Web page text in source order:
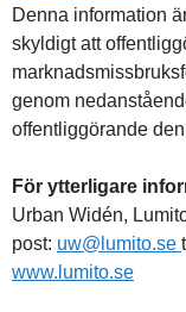
Denna information
skyldigt att
genom
offentliggörande
För ytterligare
Urban Widén,
post: uw@lumito.se
www.lumito.se